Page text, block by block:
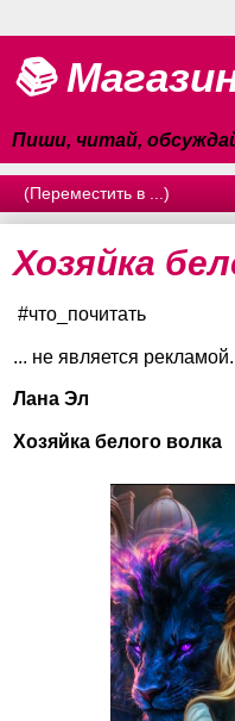
📚
Пиши, читай,
Хозяйка
#что_почитать
... не является
Лана Эл
Хозяйка белого волка